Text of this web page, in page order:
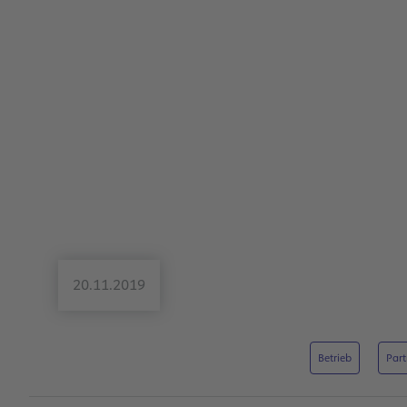
20.11.2019
Betrieb